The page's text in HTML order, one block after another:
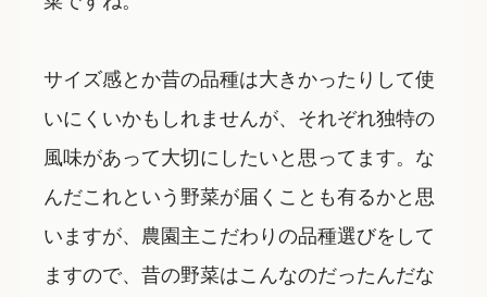
サイズ感とか昔の品種は大きかったりして使
いにくいかもしれませんが、それぞれ独特の
風味があって大切にしたいと思ってます。な
んだこれという野菜が届くことも有るかと思
いますが、農園主こだわりの品種選びをして
ますので、昔の野菜はこんなのだったんだな